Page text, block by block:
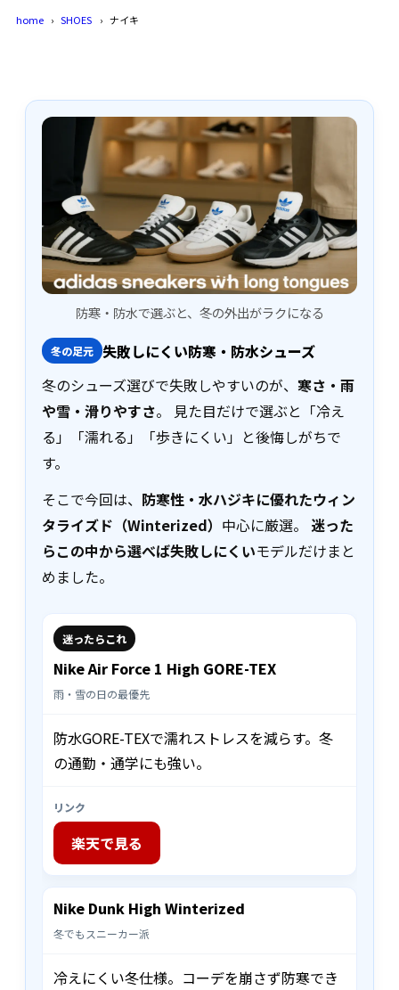
home SHOES ナイキ
防寒・防水で選ぶと、冬の外出がラクになる
冬の足元 失敗しにくい防寒・防水シューズ
冬のシューズ選びで失敗しやすいのが、 寒さ・雨
や雪・滑りやすさ。 見た目だけで選ぶと「冷え
る」「濡れる」「歩きにくい」と後悔しがちで
す。
そこで今回は、 防寒性・水ハジキに優れたウィン
タライズド（Winterized） 中心に厳選。 迷った
らこの中から選べば失敗しにくいモデルだけまと
めました。
迷ったらこれ
Nike Air Force 1 High GORE-TEX
雨・雪の日の最優先
防水GORE-TEXで濡れストレスを減らす。冬
の通勤・通学にも強い。
リンク
楽天で見る
Nike Dunk High Winterized
冬でもスニーカー派
冷えにくい冬仕様。コーデを崩さず防寒でき